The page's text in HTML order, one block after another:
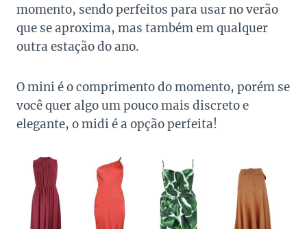
momento, sendo perfeitos para usar no verão
que se aproxima, mas também em qualquer
outra estação do ano.
O mini é o comprimento do momento, porém se
você quer algo um pouco mais discreto e
elegante, o midi é a opção perfeita!